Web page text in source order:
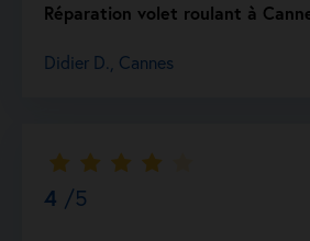
Réparation volet roulant à
Didier D., Cannes
4 /5